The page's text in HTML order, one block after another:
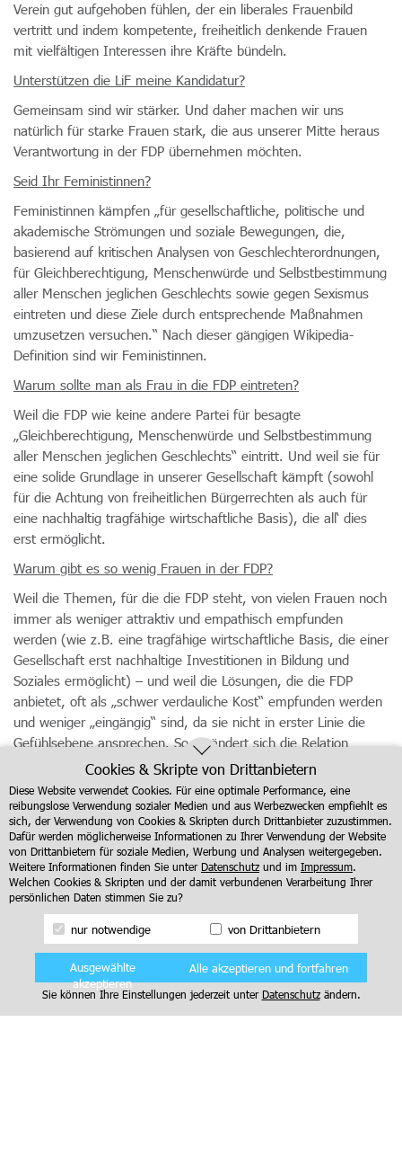
Mitglied werden Newsletter anmelden
Verein gut aufgehoben fühlen, der ein liberales Frauenbild
vertritt und indem kompetente, freiheitlich denkende Frauen
mit vielfältigen Interessen ihre Kräfte bündeln.
Unterstützen die LiF meine Kandidatur?
Gemeinsam sind wir stärker. Und daher machen wir uns
natürlich für starke Frauen stark, die aus unserer Mitte heraus
Verantwortung in der FDP übernehmen möchten.
Seid Ihr Feministinnen?
Feministinnen kämpfen „für gesellschaftliche, politische und
akademische Strömungen und soziale Bewegungen, die,
basierend auf kritischen Analysen von Geschlechterordnungen,
für Gleichberechtigung, Menschenwürde und Selbstbestimmung
aller Menschen jeglichen Geschlechts sowie gegen Sexismus
eintreten und diese Ziele durch entsprechende Maßnahmen
umzusetzen versuchen.“ Nach dieser gängigen Wikipedia-
Definition sind wir Feministinnen.
Warum sollte man als Frau in die FDP eintreten?
Weil die FDP wie keine andere Partei für besagte
„Gleichberechtigung, Menschenwürde und Selbstbestimmung
aller Menschen jeglichen Geschlechts“ eintritt. Und weil sie für
eine solide Grundlage in unserer Gesellschaft kämpft (sowohl
für die Achtung von freiheitlichen Bürgerrechten als auch für
eine nachhaltig tragfähige wirtschaftliche Basis), die all‘ dies
erst ermöglicht.
Warum gibt es so wenig Frauen in der FDP?
Weil die Themen, für die die FDP steht, von vielen Frauen noch
immer als weniger attraktiv und empathisch empfunden
werden (wie z.B. eine tragfähige wirtschaftliche Basis, die einer
Gesellschaft erst nachhaltige Investitionen in Bildung und
Soziales ermöglicht) – und weil die Lösungen, die die FDP
anbietet, oft als „schwer verdauliche Kost“ empfunden werden
und weniger „eingängig“ sind, da sie nicht in erster Linie die
Gefühlsebene ansprechen. So verändert sich die Relation
zwischen Frauen und Männern als Mitglieder in der FDP nur
langsam. Und so dauert es, bis dann nach außen die FDP eine
für Frauen attraktive Zusammensetzung entsteht.
Cookies & Skripte von Drittanbietern
Diese Website verwendet Cookies. Für eine optimale Performance, eine
reibungslose Verwendung sozialer Medien und aus Werbezwecken empfiehlt es
sich, der Verwendung von Cookies & Skripten durch Drittanbieter zuzustimmen.
Dafür werden möglicherweise Informationen zu Ihrer Verwendung der Website
von Drittanbietern für soziale Medien, Werbung und Analysen weitergegeben.
Weitere Informationen finden Sie unter Datenschutz und im Impressum.
Welchen Cookies & Skripten und der damit verbundenen Verarbeitung Ihrer
persönlichen Daten stimmen Sie zu?
nur notwendige von Drittanbietern
Ausgewählte
akzeptieren
Alle akzeptieren und fortfahren
Sie können Ihre Einstellungen jederzeit unter Datenschutzändern.